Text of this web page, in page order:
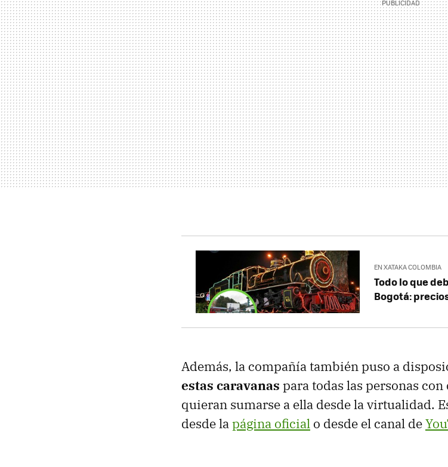
EN XATAKA COLOMBIA
Todo lo que
Bogotá:
Además, la compañía también puso a
estas caravanas para todas las personas
quieran sumarse a ella desde la virtualidad.
desde lapágina oficial o desde el canal de